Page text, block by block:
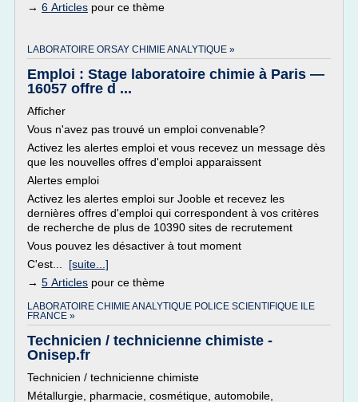
→ 6 Articles pour ce thème
LABORATOIRE ORSAY CHIMIE ANALYTIQUE »
Emploi : Stage laboratoire chimie à Paris —
16057 offre d ...
Afficher
Vous n'avez pas trouvé un emploi convenable?
Activez les alertes emploi et vous recevez un message dès
que les nouvelles offres d'emploi apparaissent
Alertes emploi
Activez les alertes emploi sur Jooble et recevez les
dernières offres d'emploi qui correspondent à vos critères
de recherche de plus de 10390 sites de recrutement
Vous pouvez les désactiver à tout moment
C'est... [suite...]
→ 5 Articles pour ce thème
LABORATOIRE CHIMIE ANALYTIQUE POLICE SCIENTIFIQUE ILE
FRANCE »
Technicien / technicienne chimiste -
Onisep.fr
Technicien / technicienne chimiste
Métallurgie, pharmacie, cosmétique, automobile,